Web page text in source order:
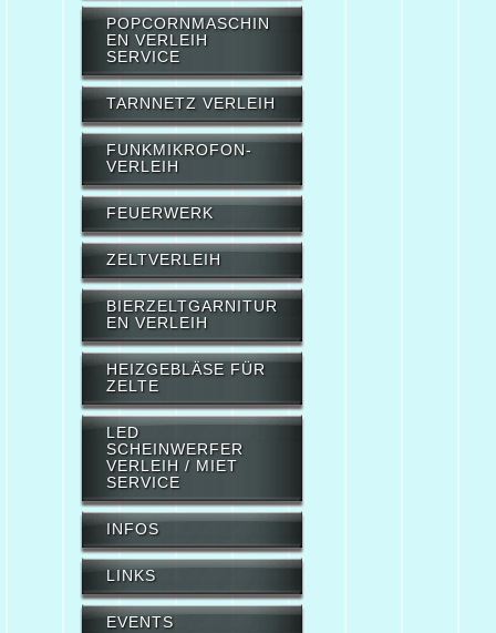
POPCORNMASCHIN
EN VERLEIH
SERVICE
TARNNETZ VERLEIH
FUNKMIKROFON-
VERLEIH
FEUERWERK
ZELTVERLEIH
BIERZELTGARNITUR
EN VERLEIH
HEIZGEBLÄSE FÜR
ZELTE
LED
SCHEINWERFER
VERLEIH / MIET
SERVICE
INFOS
LINKS
EVENTS